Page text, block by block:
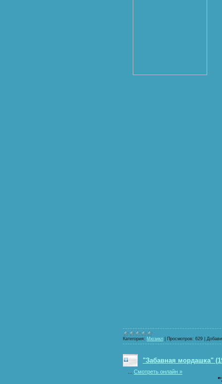
Категория: Мюзикл Просмотров: 629
"Забавная мордашка"
Смотреть онлайн »